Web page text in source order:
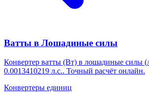
Ватты в Лошадиные силы
Конвертер ватты (Вт) в лошадиные силы
0.0013410219 л.с.. Точный расчёт онлайн.
Конвертеры единиц